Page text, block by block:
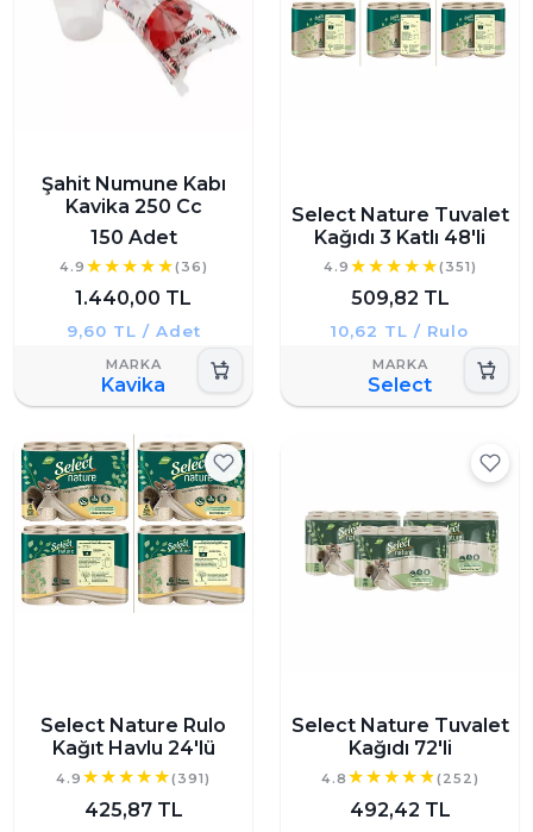
Şahit Numune Kabı
Kavika 250 Cc
150 Adet
4.9 (36)
1.440,00 TL
9,60 TL / Adet
Kavika
Select Nature Tuvalet
Kağıdı 3 Katlı 48'li
4.9 (351)
509,82 TL
10,62 TL / Rulo
Select
Select Nature Rulo
Kağıt Havlu 24'lü
4.9 (391)
425,87 TL
Select Nature Tuvalet
Kağıdı 72'li
4.8 (252)
492,42 TL